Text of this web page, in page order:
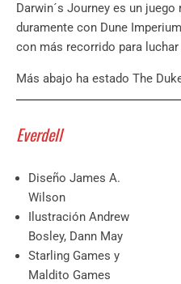
Darwin´s Journey es un
duramente con Dune
con más recorrido para
Más abajo ha estado The
Everdell
Diseño James A.
Wilson
Ilustración Andrew
Bosley, Dann May
Starling Games y
Maldito Games